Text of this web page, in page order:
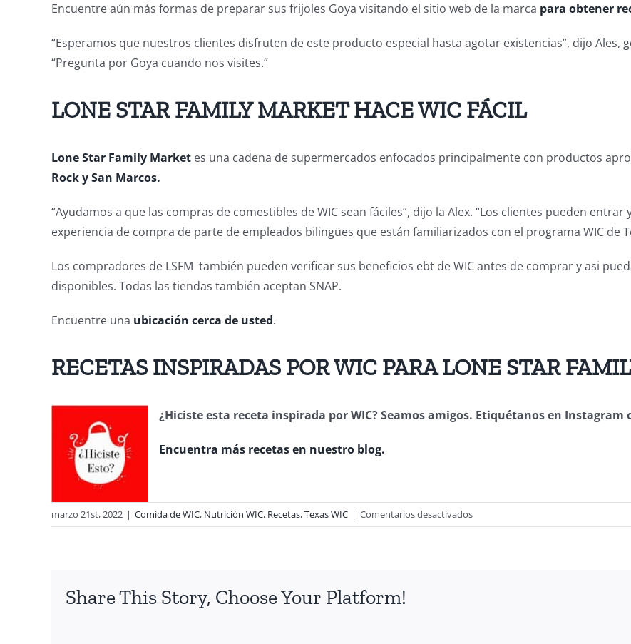
Encuentre aún más formas de preparar sus frijoles Goya visitando el sitio web de la marca para obtener
“Esperamos que nuestros clientes disfruten de este producto especial hasta agotar existencias”, dijo Ales,
“Pregunta por Goya cuando nos visites.”
LONE STAR FAMILY MARKET HACE WIC FÁCIL
Lone Star Family Market es una cadena de supermercados enfocados principalmente con productos
Rock y San Marcos.
“Ayudamos a que las compras de comestibles de WIC sean fáciles”, dijo la Alex. “Los clientes pueden
experiencia de compra de parte de empleados bilingües que están familiarizados con el programa WIC de
Los compradores de LSFM también pueden verificar sus beneficios ebt de WIC antes de comprar y asi
disponibles. Todas las tiendas también aceptan SNAP.
Encuentre una ubicación cerca de usted.
RECETAS INSPIRADAS POR WIC PARA LONE STAR
¿Hiciste esta receta inspirada por WIC? Seamos amigos. Etiquétanos en Instagram
Encuentra más recetas en nuestro blog.
marzo 21st, 2022 | Comida de WIC, Nutrición WIC, Recetas,Texas WIC | Comentarios desactivadosen
Canjee
Share This Story, Choose Your Platform!